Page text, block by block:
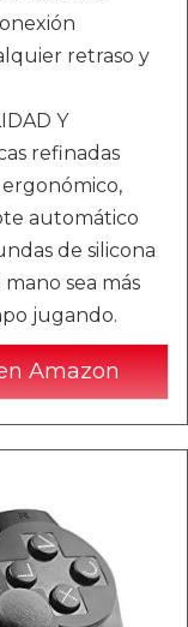
retraso y
Y
refinadas
automático
de silicona
sea más
jugando.
Amazon